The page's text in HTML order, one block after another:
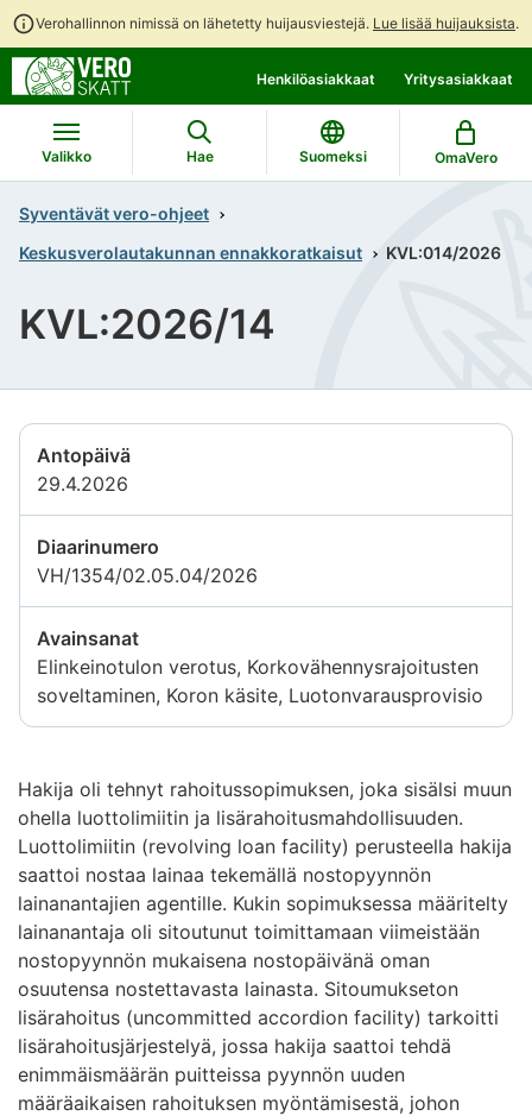
Verohallinnon nimissä on lähetetty huijausviestejä. Lue lisää huijauksista.
suoraan
sisältöön
koko
sivuston
hakuun
Henkilöasiakkaat Yritysasiakkaat
Valikko Hae Suomeksi OmaVero
Syventävät vero-ohjeet
Keskusverolautakunnan ennakkoratkaisut
KVL:014/2026
KVL:2026/14
Antopäivä
29.4.2026
Diaarinumero
VH/1354/02.05.04/2026
Avainsanat
Elinkeinotulon verotus, Korkovähennysrajoitusten
soveltaminen, Koron käsite, Luotonvarausprovisio
Hakija oli tehnyt rahoitussopimuksen, joka sisälsi muun
ohella luottolimiitin ja lisärahoitusmahdollisuuden.
Luottolimiitin (revolving loan facility) perusteella hakija
saattoi nostaa lainaa tekemällä nostopyynnön
lainanantajien agentille. Kukin sopimuksessa määritelty
lainanantaja oli sitoutunut toimittamaan viimeistään
nostopyynnön mukaisena nostopäivänä oman
osuutensa nostettavasta lainasta. Sitoumukseton
lisärahoitus (uncommitted accordion facility) tarkoitti
lisärahoitusjärjestelyä, jossa hakija saattoi tehdä
enimmäismäärän puitteissa pyynnön uuden
määräaikaisen rahoituksen myöntämisestä, johon